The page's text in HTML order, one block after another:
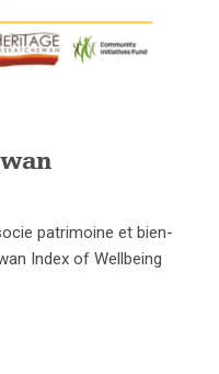
patrimoine et bien-
Index of Wellbeing